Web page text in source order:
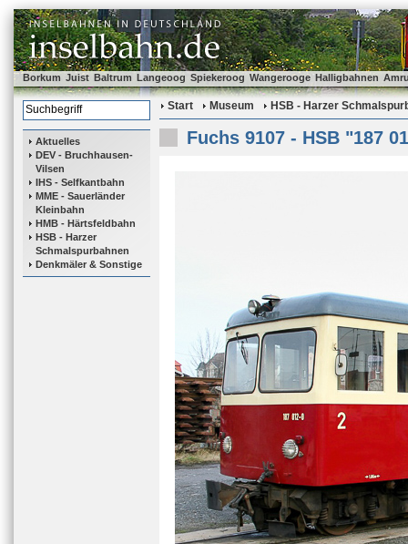
Borkum Juist Baltrum Langeoog Spiekeroog Wangerooge Halligbahnen
Aktuelles
DEV - Bruchhausen-
Vilsen
IHS - Selfkantbahn
MME - Sauerländer
Kleinbahn
HMB - Härtsfeldbahn
HSB - Harzer
Schmalspurbahnen
Denkmäler & Sonstige
Start Museum HSB - Harzer
Fuchs 9107 - HSB "187